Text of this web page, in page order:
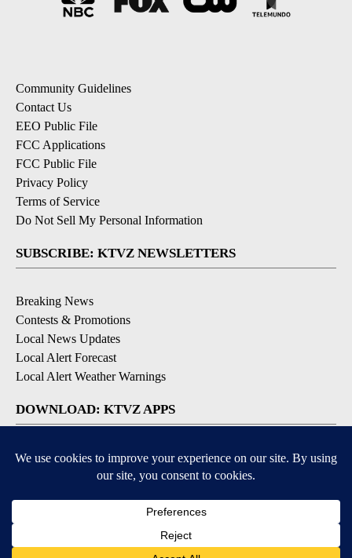
Community Guidelines
Contact Us
EEO Public File
FCC Applications
FCC Public File
Privacy Policy
Terms of Service
Do Not Sell My Personal Information
SUBSCRIBE: KTVZ NEWSLETTERS
Breaking News
Contests & Promotions
Local News Updates
Local Alert Forecast
Local Alert Weather Warnings
DOWNLOAD: KTVZ APPS
Apple & Google Play Stores